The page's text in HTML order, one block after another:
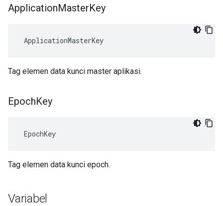
ApplicationMasterKey
ApplicationMasterKey
Tag elemen data kunci master aplikasi.
EpochKey
EpochKey
Tag elemen data kunci epoch.
Variabel